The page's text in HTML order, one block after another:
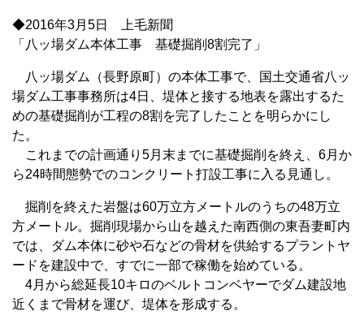
◆2016年3月5日 上毛新聞
「八ッ場ダム本体工事 基礎掘削8割完了」
八ッ場ダム（長野原町）の本体工事で、国土交通省八ッ
場ダム工事事務所は4日、堤体と接する地表を露出するた
めの基礎掘削が工程の8割を完了したことを明らかにし
た。
これまでの計画通り5月末までに基礎掘削を終え、6月か
ら24時間態勢でのコンクリート打設工事に入る見通し。
掘削を終えた岩盤は60万立方メートルのうちの48万立
方メートル。掘削現場から山を越えた南西側の東吾妻町内
では、ダム本体に砂や石などの骨材を供給するプラントヤ
ードを建設中で、すでに一部で稼働を始めている。
4月から総延長10キロのベルトコンベヤーでダム建設地
近くまで骨材を運び、堤体を形成する。